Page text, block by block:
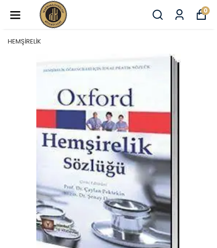
0
HEMŞİRELİK